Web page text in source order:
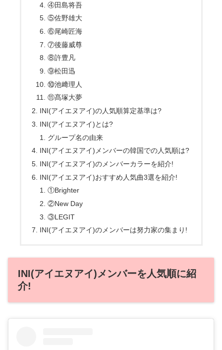
④田島将吾
⑤佐野雄大
⑥尾崎匠海
⑦後藤威尊
⑧許豊凡
⑨松田迅
⑩池﨑理人
⑪髙塚大夢
INI(アイエヌアイ)の人気順算定基準は?
INI(アイエヌアイ)とは?
グループ名の由来
INI(アイエヌアイ)メンバーの韓国での人気順は?
INI(アイエヌアイ)のメンバーカラーを紹介!
INI(アイエヌアイ)おすすめ人気曲3選を紹介!
①Brighter
②New Day
③LEGIT
INI(アイエヌアイ)のメンバーは努力家の集まり!
INI(アイエヌアイ)メンバーを人気順に紹
介!